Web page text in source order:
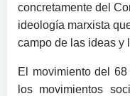
concretamente del
ideología marxista
campo de las ideas y
El movimiento del
los movimientos